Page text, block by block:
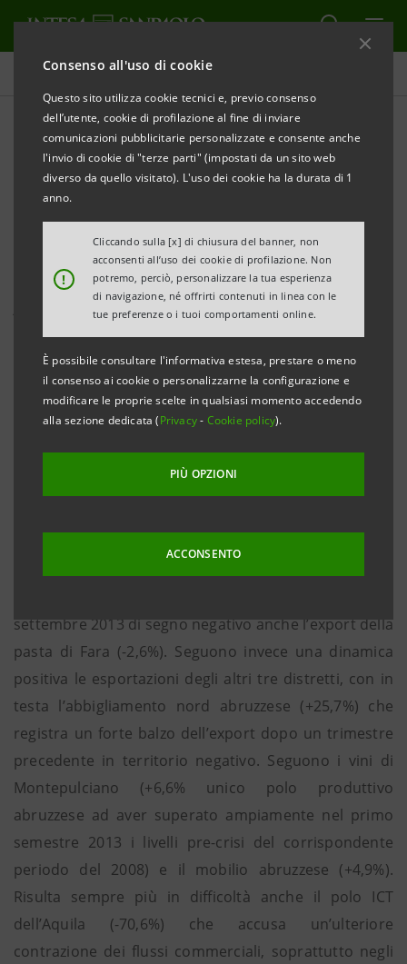
Consenso all'uso di cookie
Questo sito utilizza cookie tecnici e, previo consenso
dell’utente, cookie di profilazione al fine di inviare
comunicazioni pubblicitarie personalizzate e consente anche
l'invio di cookie di "terze parti" (impostati da un sito web
diverso da quello visitato). L'uso dei cookie ha la durata di 1
anno.
!
Cliccando sulla [x] di chiusura del banner, non
acconsenti all’uso dei cookie di profilazione. Non
potremo, perciò, personalizzare la tua esperienza
di navigazione, né offrirti contenuti in linea con le
tue preferenze o i tuoi comportamenti online.
È possibile consultare l'informativa estesa, prestare o meno
il consenso ai cookie o personalizzarne la configurazione e
modificare le proprie scelte in qualsiasi momento accedendo
alla sezione dedicata (Privacy- Cookie policy).
PIÙ OPZIONI
ACCONSENTO
Comunicati stampa
STAMPA AGGIORNA
COMUNICATO STAMPA
“Banca dell’Adriatico: in negativo i distretti
Montepulciano, i mobili e l’abbigliamento Nord
Abruzzo"
Ascoli Piceno, 28 gennaio 2014. Nel terzo trimestre
2013 restano nel complesso ancora in territorio
negativo le esportazioni dei cinque distretti abruzzesi
(-9,4%). L’Abruzzo è la regione che presenta le
maggiori difficoltà sul fronte dell’export, in
distretti del Mezzogiorno.
settembre 2013 di segno negativo anche l’export della
pasta di Fara (-2,6%). Seguono invece una dinamica
positiva le esportazioni degli altri tre distretti, con in
testa l’abbigliamento nord abruzzese (+25,7%) che
registra un forte balzo dell’export dopo un trimestre
precedente in territorio negativo. Seguono i vini di
Montepulciano (+6,6% unico polo produttivo
abruzzese ad aver superato ampiamente nel primo
semestre 2013 i livelli pre-crisi del corrispondente
periodo del 2008) e il mobilio abruzzese (+4,9%).
Risulta sempre più in difficoltà anche il polo ICT
dell’Aquila (-70,6%) che accusa un’ulteriore
contrazione dei flussi commerciali, soprattutto negli